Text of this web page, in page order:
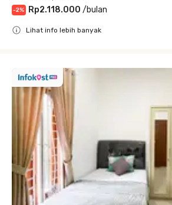
-2% Rp2.118.000 /bulan
Lihat info lebih banyak